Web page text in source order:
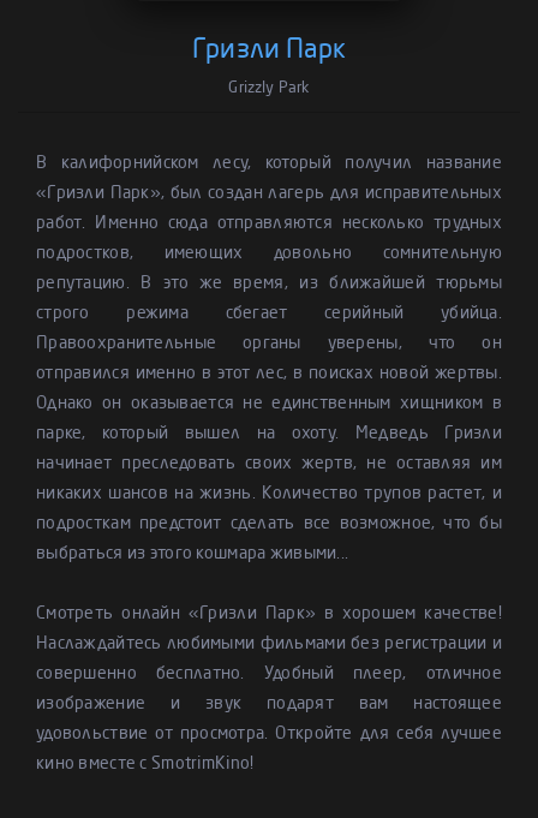
Гризли Парк
Grizzly Park
В калифорнийском лесу, который получил название
«Гризли Парк», был создан лагерь для исправительных
работ. Именно сюда отправляются несколько трудных
подростков, имеющих довольно сомнительную
репутацию. В это же время, из ближайшей тюрьмы
строго режима сбегает серийный убийца.
Правоохранительные органы уверены, что он
отправился именно в этот лес, в поисках новой жертвы.
Однако он оказывается не единственным хищником в
парке, который вышел на охоту. Медведь Гризли
начинает преследовать своих жертв, не оставляя им
никаких шансов на жизнь. Количество трупов растет, и
подросткам предстоит сделать все возможное, что бы
выбраться из этого кошмара живыми...
Смотреть онлайн «Гризли Парк» в хорошем качестве!
Наслаждайтесь любимыми фильмами без регистрации и
совершенно бесплатно. Удобный плеер, отличное
изображение и звук подарят вам настоящее
удовольствие от просмотра. Откройте для себя лучшее
кино вместе с SmotrimKino!